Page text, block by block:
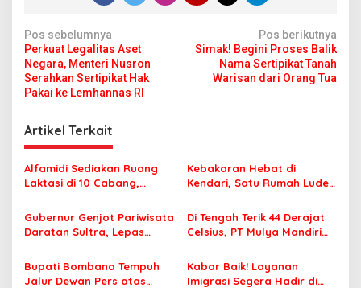
N
a
v
i
g
a
s
i
p
o
s
Pos sebelumnya
Perkuat Legalitas Aset
Negara, Menteri Nusron
Serahkan Sertipikat Hak
Pakai ke Lemhannas RI
Pos berikutnya
Simak! Begini Proses Balik
Nama Sertipikat Tanah
Warisan dari Orang Tua
Artikel Terkait
Alfamidi Sediakan Ruang
Laktasi di 10 Cabang,
ASI Eksklusif
Kebakaran Hebat di
Kendari, Satu Rumah Ludes
Gubernur Genjot Pariwisata
Daratan Sultra, Lepas
Tiga Kabupaten Unggulan
Di Tengah Terik 44 Derajat
Celsius, PT Mulya Mandiri
Jamaah Tetap Sehat dan
Nyaman Beribadah
Bupati Bombana Tempuh
Jalur Dewan Pers atas
Kabar Baik! Layanan
Imigrasi Segera Hadir di